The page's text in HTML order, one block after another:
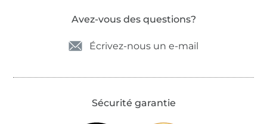
Avez-vous des questions?
Écrivez-nous un e-mail
Sécurité garantie